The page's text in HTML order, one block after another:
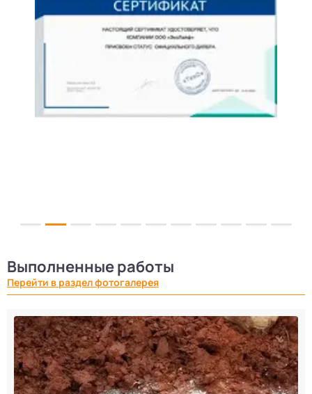
Выполненные работы
Перейти в раздел фотогалерея